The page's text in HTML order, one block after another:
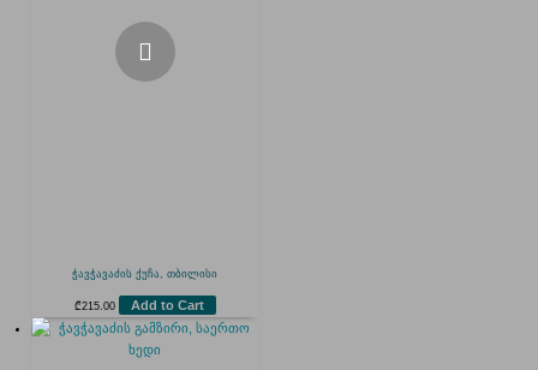
ჭავჭავაძის ქუჩა, თბილისი
₾215.00 Add to Cart